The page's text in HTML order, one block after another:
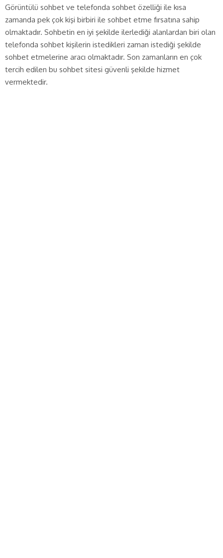
Görüntülü sohbet ve telefonda sohbet özelliği ile kısa
zamanda pek çok kişi birbiri ile sohbet etme fırsatına sahip
olmaktadır. Sohbetin en iyi şekilde ilerlediği alanlardan biri olan
telefonda sohbet kişilerin istedikleri zaman istediği şekilde
sohbet etmelerine aracı olmaktadır. Son zamanların en çok
tercih edilen bu sohbet sitesi güvenli şekilde hizmet
vermektedir.